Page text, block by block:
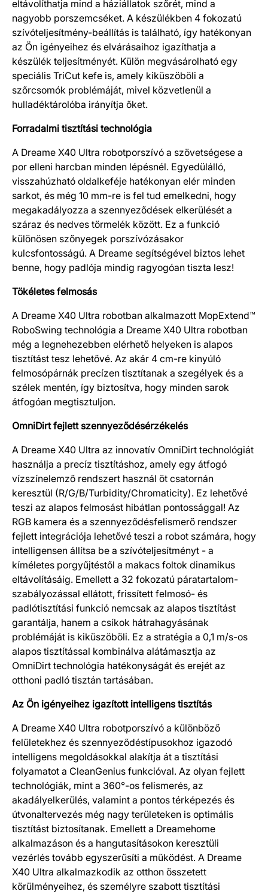
eltávolíthatja mind a háziállatok szőrét, mind a
nagyobb porszemcséket. A készülékben 4 fokozatú
szívóteljesítmény-beállítás is található, így hatékonyan
az Ön igényeihez és elvárásaihoz igazíthatja a
készülék teljesítményét. Külön megvásárolható egy
speciális TriCut kefe is, amely kiküszöböli a
szőrcsomók problémáját, mivel közvetlenül a
hulladéktárolóba irányítja őket.
Forradalmi tisztítási technológia
A Dreame X40 Ultra robotporszívó a szövetségese a
por elleni harcban minden lépésnél. Egyedülálló,
visszahúzható oldalkeféje hatékonyan elér minden
sarkot, és még 10 mm-re is fel tud emelkedni, hogy
megakadályozza a szennyeződések elkerülését a
száraz és nedves törmelék között. Ez a funkció
különösen szőnyegek porszívózásakor
kulcsfontosságú. A Dreame segítségével biztos lehet
benne, hogy padlója mindig ragyogóan tiszta lesz!
Tökéletes felmosás
A Dreame X40 Ultra robotban alkalmazott MopExtend™
RoboSwing technológia a Dreame X40 Ultra robotban
még a legnehezebben elérhető helyeken is alapos
tisztítást tesz lehetővé. Az akár 4 cm-re kinyúló
felmosópárnák precízen tisztítanak a szegélyek és a
szélek mentén, így biztosítva, hogy minden sarok
átfogóan megtisztuljon.
OmniDirt fejlett szennyeződésérzékelés
A Dreame X40 Ultra az innovatív OmniDirt technológiát
használja a precíz tisztításhoz, amely egy átfogó
vízszínelemző rendszert használ öt csatornán
keresztül (R/G/B/Turbidity/Chromaticity). Ez lehetővé
teszi az alapos felmosást hibátlan pontossággal! Az
RGB kamera és a szennyeződésfelismerő rendszer
fejlett integrációja lehetővé teszi a robot számára, hogy
intelligensen állítsa be a szívóteljesítményt - a
kíméletes porgyűjtéstől a makacs foltok dinamikus
eltávolításáig. Emellett a 32 fokozatú páratartalom-
szabályozással ellátott, frissített felmosó- és
padlótisztítási funkció nemcsak az alapos tisztítást
garantálja, hanem a csíkok hátrahagyásának
problémáját is kiküszöböli. Ez a stratégia a 0,1 m/s-os
alapos tisztítással kombinálva alátámasztja az
OmniDirt technológia hatékonyságát és erejét az
otthoni padló tisztán tartásában.
Az Ön igényeihez igazított intelligens tisztítás
A Dreame X40 Ultra robotporszívó a különböző
felületekhez és szennyeződéstípusokhoz igazodó
intelligens megoldásokkal alakítja át a tisztítási
folyamatot a CleanGenius funkcióval. Az olyan fejlett
technológiák, mint a 360°-os felismerés, az
akadályelkerülés, valamint a pontos térképezés és
útvonaltervezés még nagy területeken is optimális
tisztítást biztosítanak. Emellett a Dreamehome
alkalmazáson és a hangutasításokon keresztüli
vezérlés tovább egyszerűsíti a működést. A Dreame
X40 Ultra alkalmazkodik az otthon összetett
körülményeihez, és személyre szabott tisztítási